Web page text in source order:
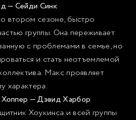
— Сейди Синк
втором сезоне, быстро
группы. Она переживает
с проблемами в семье, но
и стать неотъемлемой
Макс проявляет
характера.
— Дэвид Харбор
Хоукинса и всей группы